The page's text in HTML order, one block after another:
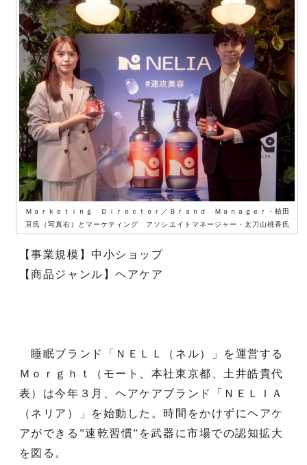
Ｍａｒｋｅｔｉｎｇ Ｄｉｒｅｃｔｏｒ／Ｂｒａｎｄ Ｍａｎａｇｅｒ・植田
亘氏（写真右）とマーケティング アソシエイトマネージャー・太刀山桃香氏
【事業規模】中小ショップ
【商品ジャンル】ヘアケア
睡眠ブランド「ＮＥＬＬ（ネル）」を運営する
Ｍｏｒｇｈｔ（モート、本社東京都、土井皓貴代
表）は今年３月、ヘアケアブランド「ＮＥＬＩＡ
（ネリア）」を始動した。時間をかけずにヘアケ
アができる”速乾習慣”を武器に市場での認知拡大
を図る。